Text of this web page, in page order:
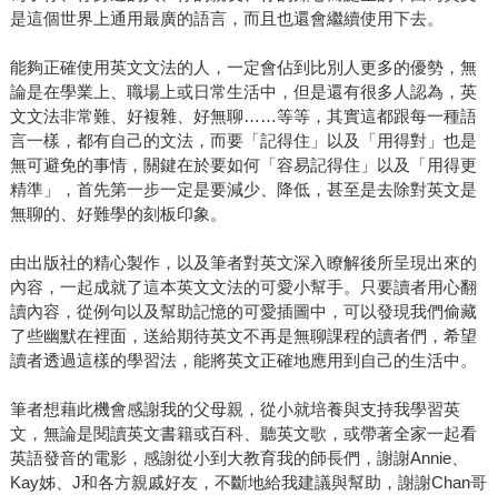
是這個世界上通用最廣的語言，而且也還會繼續使用下去。
能夠正確使用英文文法的人，一定會佔到比別人更多的優勢，無
論是在學業上、職場上或日常生活中，但是還有很多人認為，英
文文法非常難、好複雜、好無聊……等等，其實這都跟每一種語
言一樣，都有自己的文法，而要「記得住」以及「用得對」也是
無可避免的事情，關鍵在於要如何「容易記得住」以及「用得更
精準」，首先第一步一定是要減少、降低，甚至是去除對英文是
無聊的、好難學的刻板印象。
由出版社的精心製作，以及筆者對英文深入瞭解後所呈現出來的
內容，一起成就了這本英文文法的可愛小幫手。只要讀者用心翻
讀內容，從例句以及幫助記憶的可愛插圖中，可以發現我們偷藏
了些幽默在裡面，送給期待英文不再是無聊課程的讀者們，希望
讀者透過這樣的學習法，能將英文正確地應用到自己的生活中。
筆者想藉此機會感謝我的父母親，從小就培養與支持我學習英
文，無論是閱讀英文書籍或百科、聽英文歌，或帶著全家一起看
英語發音的電影，感謝從小到大教育我的師長們，謝謝Annie、
Kay姊、J和各方親戚好友，不斷地給我建議與幫助，謝謝Chan哥